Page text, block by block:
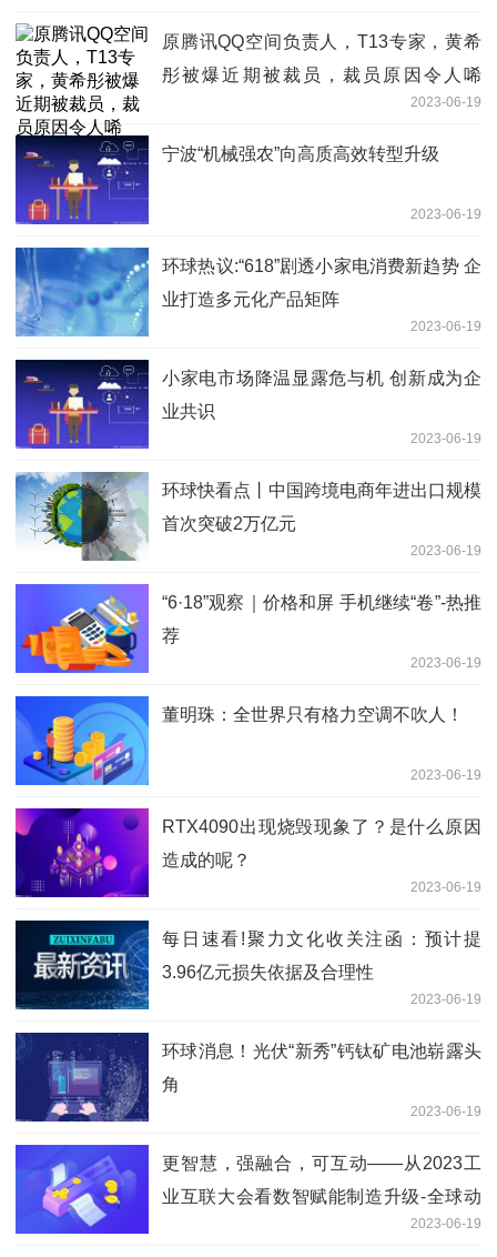
原腾讯QQ空间负责人，T13专家，黄希
彤被爆近期被裁员，裁员原因令人唏
2023-06-19
宁波“机械强农”向高质高效转型升级
2023-06-19
环球热议:“618”剧透小家电消费新趋势 企
业打造多元化产品矩阵
2023-06-19
小家电市场降温显露危与机 创新成为企
业共识
2023-06-19
环球快看点丨中国跨境电商年进出口规模
首次突破2万亿元
2023-06-19
“6·18”观察｜价格和屏 手机继续“卷”-热推
荐
2023-06-19
董明珠：全世界只有格力空调不吹人！
2023-06-19
RTX4090出现烧毁现象了？是什么原因
造成的呢？
2023-06-19
每日速看!聚力文化收关注函：预计提
3.96亿元损失依据及合理性
2023-06-19
环球消息！光伏“新秀”钙钛矿电池崭露头
角
2023-06-19
更智慧，强融合，可互动——从2023工
业互联大会看数智赋能制造升级-全球动
2023-06-19